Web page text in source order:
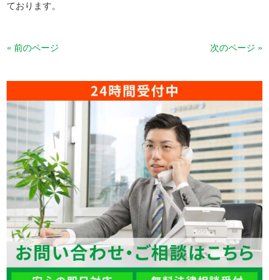
ております。
« 前のページ 次のページ »